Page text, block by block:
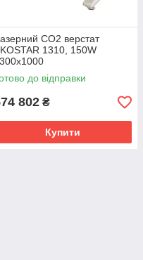
СО2 верстат
1310, 150W
до відправки
802 ₴
Купити